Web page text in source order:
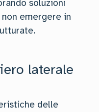
soluzioni
emergere in
laterale
delle